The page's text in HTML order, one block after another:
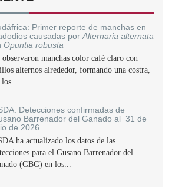
Primer reporte de manchas en
causadas por Alternaria alternata
Opuntia robusta
observaron manchas color café claro con
alternos alrededor, formando una costra,
los...
Detecciones confirmadas de
Barrenador del Ganado al 31 de
de 2026
ha actualizado los datos de las
para el Gusano Barrenador del
(GBG) en los...